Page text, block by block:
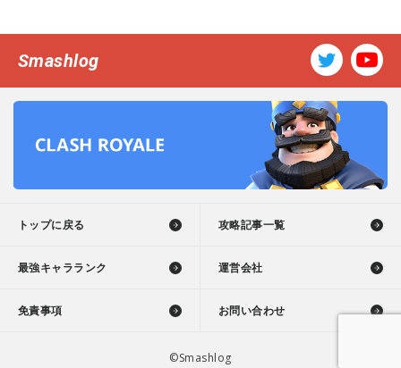
Smashlog
トップに戻る 攻略記事一覧
最強キャラランク 運営会社
免責事項 お問い合わせ
©Smashlog